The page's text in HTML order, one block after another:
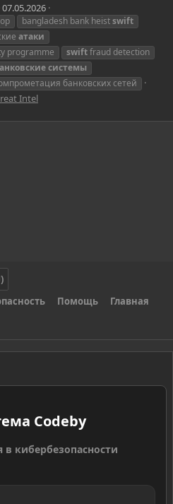
07.05.2026
bangladesh bank heistswift
атаки
programme swiftfraud detection
системы
банковских сетей
Intel
Помощь Главная
Codeby
в кибербезопасности